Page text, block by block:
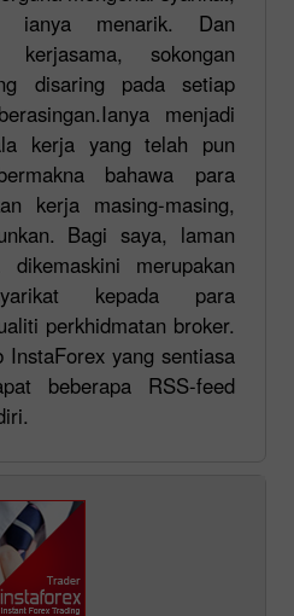
ianya menarik. Dan
kerjasama, sokongan
disaring pada setiap
menjadi
kerja yang telah pun
bahawa para
kerja masing-masing,
Bagi saya, laman
merupakan
kepada para
perkhidmatan broker.
InstaForex yang sentiasa
beberapa RSS-feed